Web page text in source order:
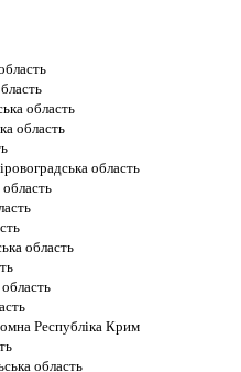
область
область
область
область
Республіка Крим
область